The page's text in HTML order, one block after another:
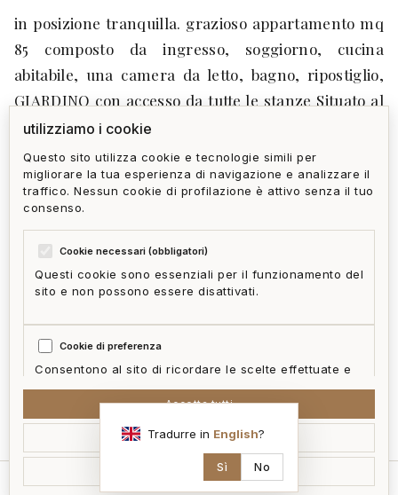
in posizione tranquilla. grazioso appartamento mq
85 composto da ingresso, soggiorno, cucina
abitabile, una camera da letto, bagno, ripostiglio,
GIARDINO con accesso da tutte le stanze Situato al
primo piano di un palazzo di moderna costruzione
in buone condizioni, l'appartamento gode di una
buona esposizione luminosa con vista sul giardino.
Posizione comoda e tranquilla a pochi minuti da
mezzi, servizi e scuole di ogni grado.
McFrancis
privacy policy
mappa del sito
sono interessato
utilizziamo i cookie
Questo sito utilizza cookie e tecnologie simili per
migliorare la tua esperienza di navigazione e analizzare il
traffico. Nessun cookie di profilazione è attivo senza il tuo
consenso.
Cookie necessari (obbligatori)
Questi cookie sono essenziali per il funzionamento del
sito e non possono essere disattivati.
Cookie di preferenza
Consentono al sito di ricordare le scelte effettuate e
Cookie statistici
Aiutano a capire come i visitatori interagiscono con il
sito in forma aggregata e anonima.
Accetta tutti
Accetta selezionati
Rifiuta non essenziali
Tradurre in English?
Sì No